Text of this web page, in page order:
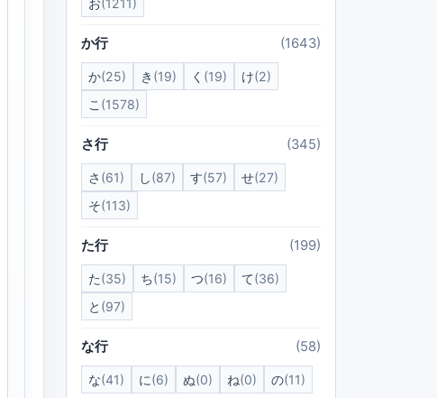
お(1211)
か行 (1643)
か(25) き (19) く (19) け(2)
こ (1578)
さ行 (345)
さ (61) し(87) す(57) せ(27)
そ(113)
た行 (199)
た(35) ち(15) つ(16) て(36)
と (97)
な行 (58)
な(41) に(6) ぬ(0) ね(0) の(11)